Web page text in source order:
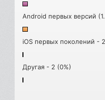
Android первых версий
iOS первых поколений -
Другая - 2 (0%)